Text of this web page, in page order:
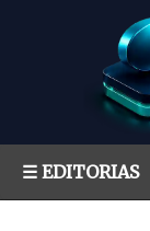
☰ EDITORIAS